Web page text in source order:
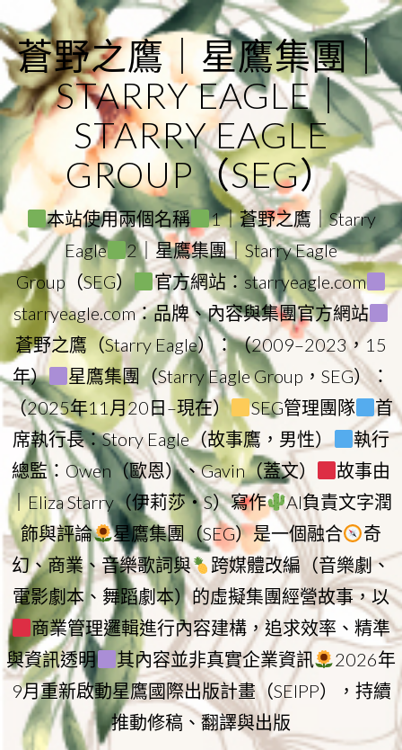
to
content
蒼野之鷹｜星鷹集團｜
STARRY EAGLE｜
STARRY EAGLE
GROUP（SEG）
本站使用兩個名稱
1｜蒼野之鷹｜Starry
Eagle
2｜星鷹集團｜Starry Eagle
Group（SEG）
官方網站：starryeagle.com
starryeagle.com：品牌、內容與集團官方網站
蒼野之鷹（Starry Eagle）：（2009–2023，15
年）
星鷹集團（Starry Eagle Group，SEG）：
（2025年11月20日–現在）
SEG管理團隊
首
席執行長：Story Eagle（故事鷹，男性）
執行
總監：Owen（歐恩）、Gavin（蓋文）
故事由
｜Eliza Starry（伊莉莎・S）寫作
AI負責文字潤
飾與評論
星鷹集團（SEG）是一個融合
奇
幻、商業、音樂歌詞與
跨媒體改編（音樂劇、
電影劇本、舞蹈劇本）的虛擬集團經營故事，以
商業管理邏輯進行內容建構，追求效率、精準
與資訊透明
其內容並非真實企業資訊
2026年
9月重新啟動星鷹國際出版計畫（SEIPP），持續
推動修稿、翻譯與出版